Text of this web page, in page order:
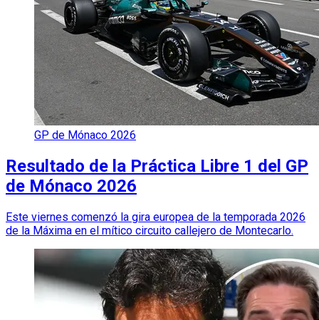
GP de Mónaco 2026
Resultado de la Práctica Libre 1 del GP
de Mónaco 2026
Este viernes comenzó la gira europea de la temporada 2026
de la Máxima en el mítico circuito callejero de Montecarlo.